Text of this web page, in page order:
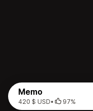
Memo
420 $ USD• 97%